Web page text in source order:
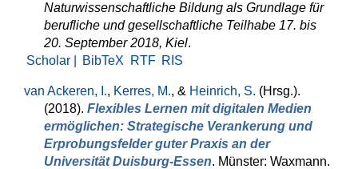
Naturwissenschaftliche Bildung als Grundlage für
berufliche und gesellschaftliche Teilhabe 17. bis
20. September 2018, Kiel.
Scholar |
BibTeX RTF RIS
van Ackeren, I., Kerres, M., & Heinrich, S. (Hrsg.).
(2018). Flexibles Lernen mit digitalen Medien
ermöglichen: Strategische Verankerung und
Erprobungsfelder guter Praxis an der
Universität Duisburg-Essen. Münster: Waxmann.